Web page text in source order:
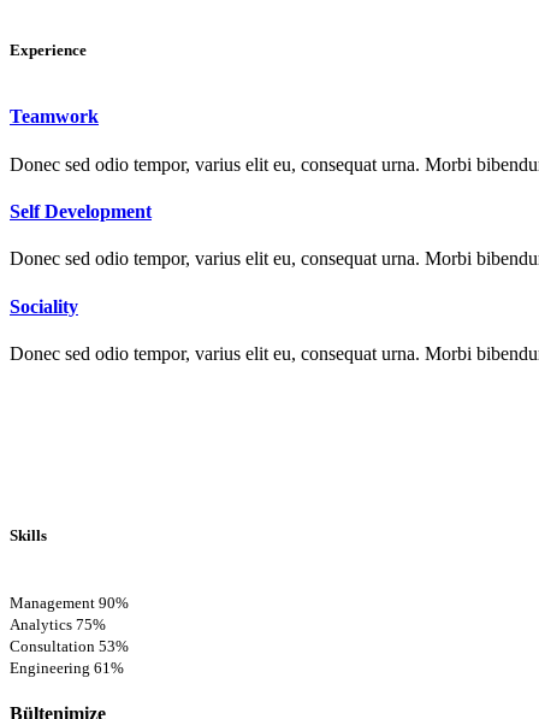
Experience
Teamwork
Donec sed odio tempor, varius elit eu, consequat urna. Morbi
Self Development
Donec sed odio tempor, varius elit eu, consequat urna. Morbi
Sociality
Donec sed odio tempor, varius elit eu, consequat urna. Morbi
Skills
Management 90%
Analytics 75%
Consultation 53%
Engineering 61%
Bültenimize